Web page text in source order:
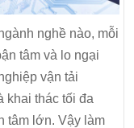
nghề nào, mỗi
tâm và lo ngại
vận tải
khai thác tối đa
tâm lớn. Vậy làm